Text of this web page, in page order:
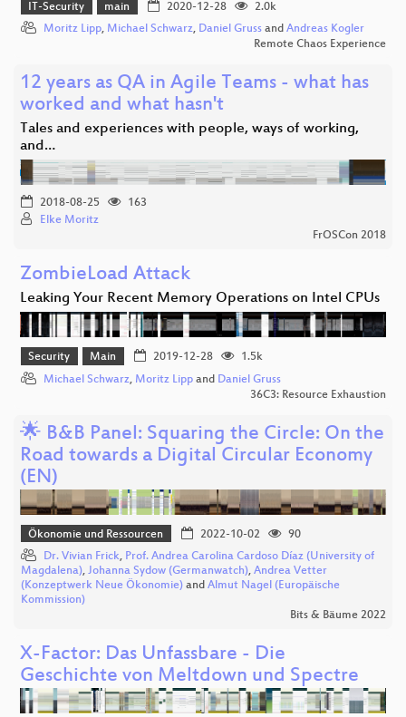
IT-Security main 2020-12-28
2.0k
Moritz Lipp, Michael Schwarz, Daniel Gruss and Andreas Kogler
Remote Chaos Experience
12 years as QA in Agile Teams - what has
worked and what hasn't
Tales and experiences with people, ways of working,
and…
2018-08-25
163
Elke Moritz
FrOSCon 2018
ZombieLoad Attack
Leaking Your Recent Memory Operations on Intel CPUs
Security Main 2019-12-28
1.5k
Michael Schwarz, Moritz Lipp and Daniel Gruss
36C3: Resource Exhaustion
🌟 B&B Panel: Squaring the Circle: On the
Road towards a Digital Circular Economy
(EN)
Ökonomie und Ressourcen 2022-10-02
90
Dr. Vivian Frick, Prof. Andrea Carolina Cardoso Díaz (University of
Magdalena), Johanna Sydow (Germanwatch), Andrea Vetter
(Konzeptwerk Neue Ökonomie) and Almut Nagel (Europäische
Kommission)
Bits & Bäume 2022
X-Factor: Das Unfassbare - Die
Geschichte von Meltdown und Spectre